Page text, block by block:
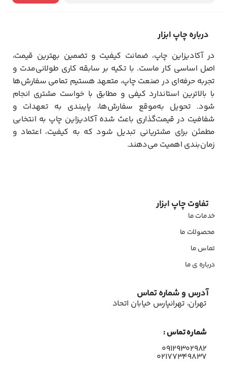
درباره چاپ ابزار
در آکادیزاین چاپ، ضمانت کیفیت و تضمین بهترین قیمت،
اصل اساسی کار ماست. با تکیه بر سابقه کاری طولانی‌مدت و
تجربه حرفه‌ای در صنعت چاپ، متعهد هستیم تمامی سفارش‌ها
با بالاترین استاندارد کیفی و مطابق با خواست مشتری انجام
شود. تحویل به‌موقع سفارش‌ها، پایبندی به تعهدات و
شفافیت در قیمت‌گذاری باعث شده آکادیزاین چاپ به انتخابی
مطمئن برای مشتریانی تبدیل شود که به کیفیت، اعتماد و
زمان‌بندی اهمیت می‌دهند.
تفاوت چاپ ابزار
خدمات ما
محصولات ما
تماس ما
درباره ی ما
آدرس و شماره تماس
تهران، تهرانپارس خیابان اتحاد
شماره تماس :
۰۹۱۲۹۳۰۲۹۸۲
۰۲۱۷۷۳۴۹۸۳۷